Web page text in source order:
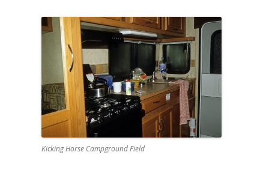
Kicking Horse Campground Field